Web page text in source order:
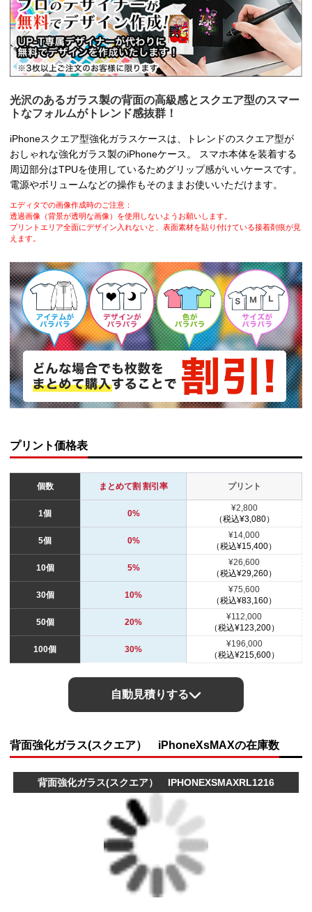
光沢のあるガラス製の背面の高級感とスクエア型のスマー
トなフォルムがトレンド感抜群！
iPhoneスクエア型強化ガラスケースは、トレンドのスクエア型が
おしゃれな強化ガラス製のiPhoneケース。 スマホ本体を装着する
周辺部分はTPUを使用しているためグリップ感がいいケースです。
電源やボリュームなどの操作もそのままお使いいただけます。
エディタでの画像作成時のご注意：
透過画像（背景が透明な画像）を使用しないようお願いします。
プリントエリア全面にデザイン入れないと、表面素材を貼り付けている接着剤痕が見
えます。
プリント価格表
個数 まとめて割 割引率 プリント
1個 0%
¥2,800
（税込¥3,080）
5個 0%
¥14,000
（税込¥15,400）
10個 5%
¥26,600
（税込¥29,260）
30個 10%
¥75,600
（税込¥83,160）
50個 20%
¥112,000
（税込¥123,200）
100個 30%
¥196,000
（税込¥215,600）
自動見積りする
背面強化ガラス(スクエア） iPhoneXsMAXの在庫数
背面強化ガラス(スクエア） IPHONEXSMAXRL1216